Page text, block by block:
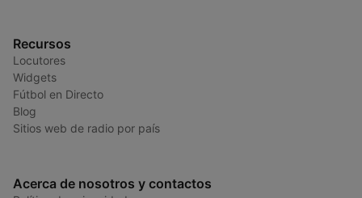
Recursos
Locutores
Widgets
Fútbol en Directo
Blog
Sitios web de radio por país
Acerca de nosotros y contactos